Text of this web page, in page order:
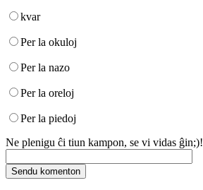
kvar
Per la okuloj
Per la nazo
Per la oreloj
Per la piedoj
Ne plenigu ĉi tiun kampon, se vi vidas ĝin;)!